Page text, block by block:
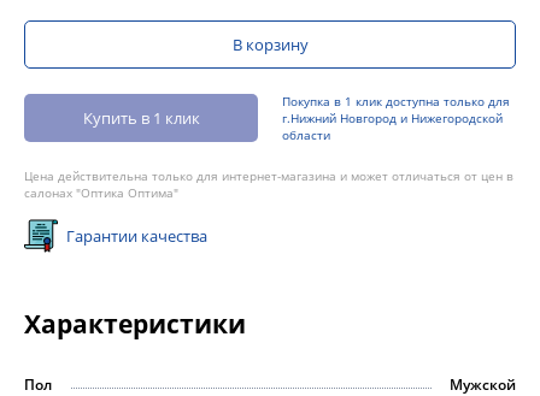
В корзину
Купить в 1 клик
Покупка в 1 клик доступна только для
г.Нижний Новгород и Нижегородской
области
Цена действительна только для интернет-магазина и может отличаться от цен в
салонах "Оптика Оптима"
Гарантии качества
Характеристики
Пол
Мужской